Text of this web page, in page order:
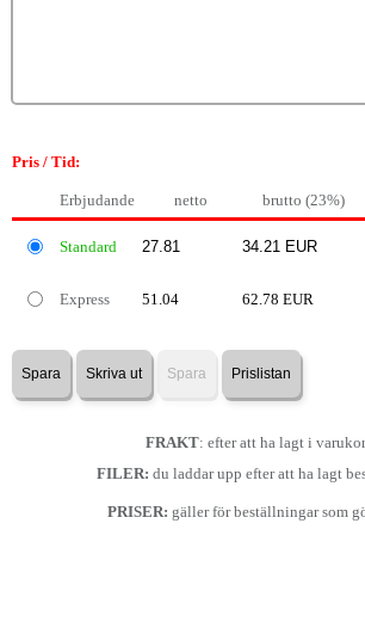
Pris / Tid:
Erbjudande netto brutto (23%)
Standard
Express 51.04 62.78 EUR
Spara Skriva ut Spara Prislistan
FRAKT: efter att ha lagt i
FILER: du laddar upp efter att ha lagt
PRISER: gäller för beställningar som